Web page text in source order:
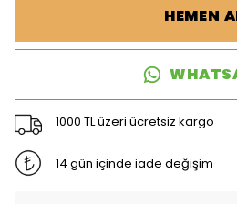
HEMEN
1000 TL üzeri ücretsiz kargo
14 gün içinde iade değişim